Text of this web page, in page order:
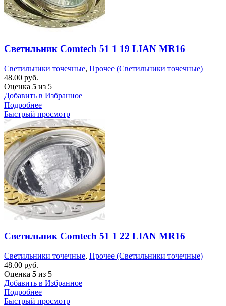
Светильник Comtech 51 1 19 LIAN MR16
Светильники точечные, Прочее (Светильники точечные)
48.00 руб.
Оценка 5 из 5
Добавить в Избранное
Подробнее
Быстрый просмотр
Светильник Comtech 51 1 22 LIAN MR16
Светильники точечные, Прочее (Светильники точечные)
48.00 руб.
Оценка 5 из 5
Добавить в Избранное
Подробнее
Быстрый просмотр